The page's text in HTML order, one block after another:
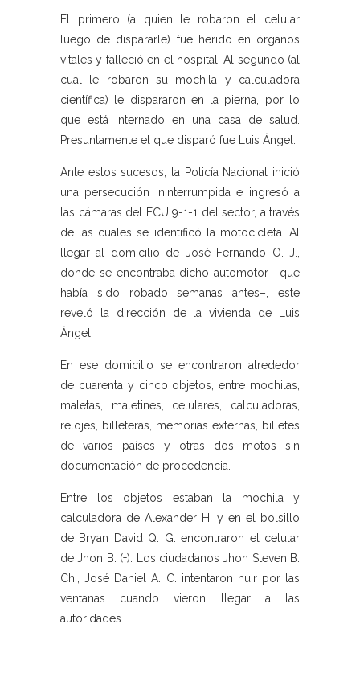
El primero (a quien le robaron el celular
luego de dispararle) fue herido en órganos
vitales y falleció en el hospital. Al segundo (al
cual le robaron su mochila y calculadora
científica) le dispararon en la pierna, por lo
que está internado en una casa de salud.
Presuntamente el que disparó fue Luis Ángel.
Ante estos sucesos, la Policía Nacional inició
una persecución ininterrumpida e ingresó a
las cámaras del ECU 9-1-1 del sector, a través
de las cuales se identificó la motocicleta. Al
llegar al domicilio de José Fernando O. J.,
donde se encontraba dicho automotor –que
había sido robado semanas antes–, este
reveló la dirección de la vivienda de Luis
Ángel.
En ese domicilio se encontraron alrededor
de cuarenta y cinco objetos, entre mochilas,
maletas, maletines, celulares, calculadoras,
relojes, billeteras, memorias externas, billetes
de varios países y otras dos motos sin
documentación de procedencia.
Entre los objetos estaban la mochila y
calculadora de Alexander H. y en el bolsillo
de Bryan David Q. G. encontraron el celular
de Jhon B. (+). Los ciudadanos Jhon Steven B.
Ch., José Daniel A. C. intentaron huir por las
ventanas cuando vieron llegar a las
autoridades.